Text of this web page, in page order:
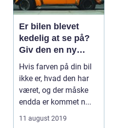
Er bilen blevet
kedelig at se på?
Giv den en ny
lakering
Hvis farven på din bil
ikke er, hvad den har
været, og der måske
endda er kommet n...
11 august 2019